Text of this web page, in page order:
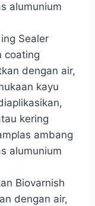
alumunium
Sealer
coating
dengan air,
kayu
kering
ambang
alumunium
Biovarnish
dengan air,